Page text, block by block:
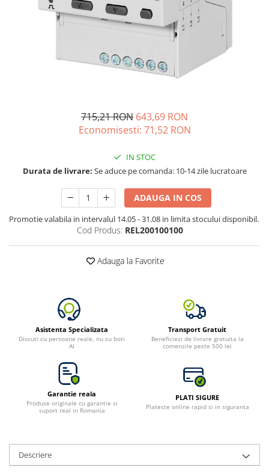
Intre 1000-2000W
Intre 2000-3000W
Cauta dupa marca
Panouri Solare Pliabile
Cauta dupa marca
EcoFlow
Kituri solare pentru balcon
Frigidere Portabile
Componente Fotovoltaice
Incarcatoare solare
Incarcatoare solare MPPT
Incarcatoare solare PWM
Interfete si cabluri
fotovoltaice
Protectii si izolatoare de baterii
715,21 RON 643,69 RON
Economisesti: 71,52 RON
IN STOC
Durata de livrare: Se aduce pe comanda: 10-14 zile lucratoare
ADAUGA IN COS
Promotie valabila in intervalul 14.05 - 31.08 in limita stocului disponibil.
Cod Produs: REL200100100
Adauga la Favorite
Asistenta Specializata
Discuti cu persoane reale, nu cu boti
AI
Transport Gratuit
Beneficiezi de livrare gratuita la
comenzile peste 500 lei
Garantie reala
Produse originale cu garantie si
suport real in Romania
PLATI SIGURE
Plateste online rapid si in siguranta
Descriere